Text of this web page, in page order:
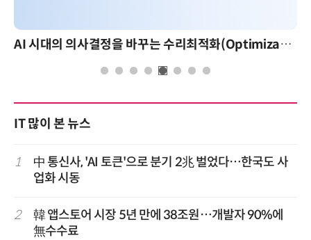
AI 시대의 의사결정을 바꾸는 수리최적화(Optimization): 실제 산업 적용 사례와 활용 전략
IT 많이 본 뉴스
1
中 통신사, 'AI 토큰'으로 분기 2兆 벌었다…한국도 사
업화 시동
2
韓 앱스토어 시장 5년 만에 38조원…개발자 90%에
無수수료